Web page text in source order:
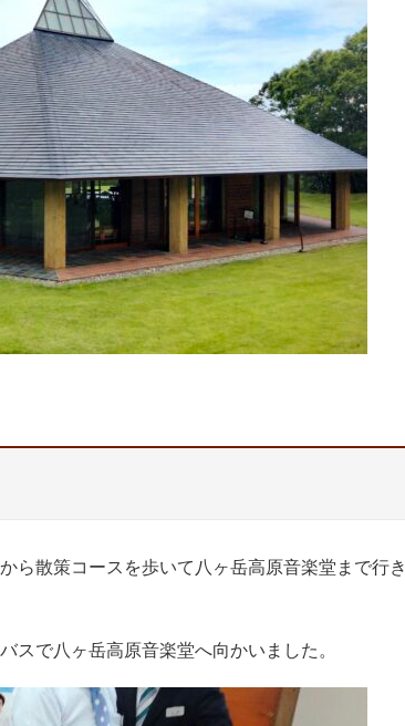
ら散策コースを歩いて八ヶ岳高原音楽堂まで行き
スで八ヶ岳高原音楽堂へ向かいました。